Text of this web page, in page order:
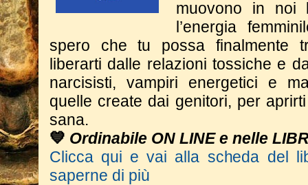
muovono in noi
l’energia
spero che tu possa finalmente
liberarti dalle relazioni tossiche e
narcisisti, vampiri energetici e
quelle create dai genitori, per
sana.
💙 Ordinabile ON LINE e nelle
Clicca qui e vai alla scheda del
saperne di più